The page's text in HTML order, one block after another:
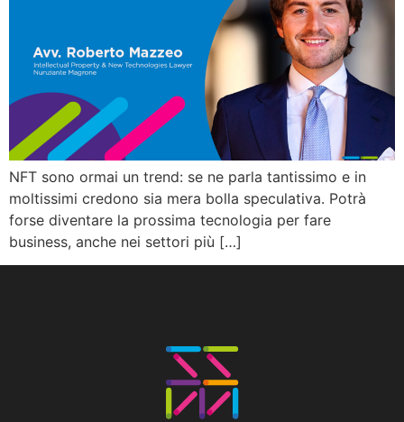
NFT sono ormai un trend: se ne parla tantissimo e in
moltissimi credono sia mera bolla speculativa. Potrà
forse diventare la prossima tecnologia per fare
business, anche nei settori più […]